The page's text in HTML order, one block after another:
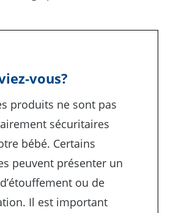
produits ne sont pas
sécuritaires
bébé. Certains
peuvent présenter un
ou de
Il est important